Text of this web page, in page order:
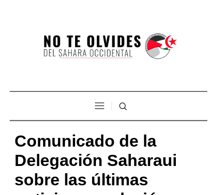
Comunicado de la
Delegación Saharaui
sobre las últimas